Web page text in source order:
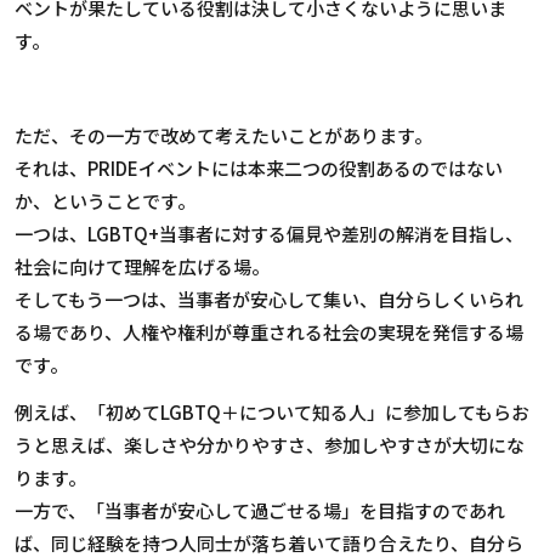
ベントが果たしている役割は決して小さくないように思いま
す。
ただ、その一方で改めて考えたいことがあります。
それは、PRIDEイベントには本来二つの役割あるのではない
か、ということです。
一つは、 LGBTQ+当事者に対する偏見や差別の解消を目指し、
社会に向けて理解を広げる場。
そしてもう一つは、当事者が安心して集い、自分らしくいられ
る場であり、人権や権利が尊重される社会の実現を発信する場
です。
例えば、「初めてLGBTQ＋について知る人」に参加してもらお
うと思えば、楽しさや分かりやすさ、参加しやすさが大切にな
ります。
一方で、「当事者が安心して過ごせる場」を目指すのであれ
ば、同じ経験を持つ人同士が落ち着いて語り合えたり、自分ら